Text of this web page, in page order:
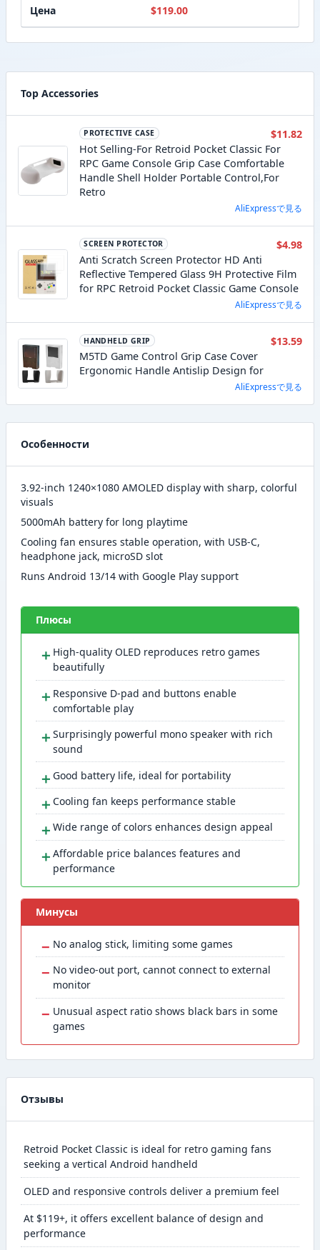
Цена $119.00
Top Accessories
PROTECTIVE CASE
$11.82
Hot Selling-For Retroid Pocket Classic For
RPC Game Console Grip Case Comfortable
Handle Shell Holder Portable Control,For
Retro
AliExpressで見る
SCREEN PROTECTOR
$4.98
Anti Scratch Screen Protector HD Anti
Reflective Tempered Glass 9H Protective Film
for RPC Retroid Pocket Classic Game Console
AliExpressで見る
HANDHELD GRIP
$13.59
M5TD Game Control Grip Case Cover
Ergonomic Handle Antislip Design for
AliExpressで見る
Особенности
3.92-inch 1240×1080 AMOLED display with sharp, colorful
visuals
5000mAh battery for long playtime
Cooling fan ensures stable operation, with USB-C,
headphone jack, microSD slot
Runs Android 13/14 with Google Play support
Плюсы
＋ High-quality OLED reproduces retro games
beautifully
＋ Responsive D-pad and buttons enable
comfortable play
＋ Surprisingly powerful mono speaker with rich
sound
＋ Good battery life, ideal for portability
＋ Cooling fan keeps performance stable
＋ Wide range of colors enhances design appeal
＋ Affordable price balances features and
performance
Минусы
− No analog stick, limiting some games
− No video-out port, cannot connect to external
monitor
− Unusual aspect ratio shows black bars in some
games
Отзывы
Retroid Pocket Classic is ideal for retro gaming fans
seeking a vertical Android handheld
OLED and responsive controls deliver a premium feel
At $119+, it offers excellent balance of design and
performance